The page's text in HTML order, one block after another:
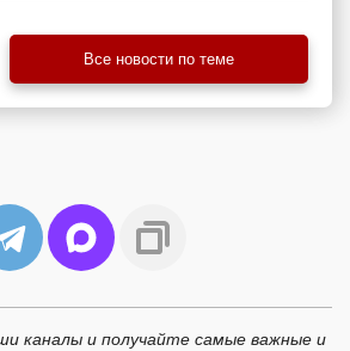
Все новости по теме
каналы и получайте самые важные и